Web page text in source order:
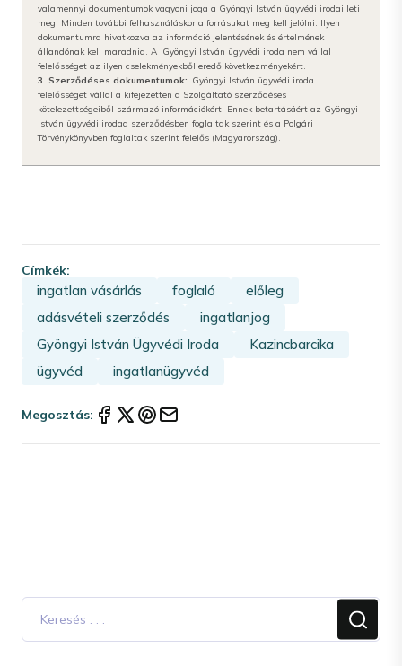
valamennyi dokumentumok vagyoni joga a Gyöngyi István ügyvédi irodailleti
meg. Minden további felhasználáskor a forrásukat meg kell jelölni. Ilyen
dokumentumra hivatkozva az információ jelentésének és értelmének
állandónak kell maradnia. A Gyöngyi István ügyvédi iroda nem vállal
felelősséget az ilyen cselekményekből eredő következményekért.
3. Szerződéses dokumentumok: Gyöngyi István ügyvédi iroda
felelősséget vállal a kifejezetten a Szolgáltató szerződéses
kötelezettségeiből származó információkért. Ennek betartásáért az Gyöngyi
István ügyvédi irodaa szerződésben foglaltak szerint és a Polgári
Törvénykönyvben foglaltak szerint felelős (Magyarország).
Címkék:
ingatlan vásárlás foglaló
előleg
adásvételi szerződés
ingatlanjog
Gyöngyi István Ügyvédi Iroda
Kazincbarcika
ügyvéd
ingatlanügyvéd
Megosztás: